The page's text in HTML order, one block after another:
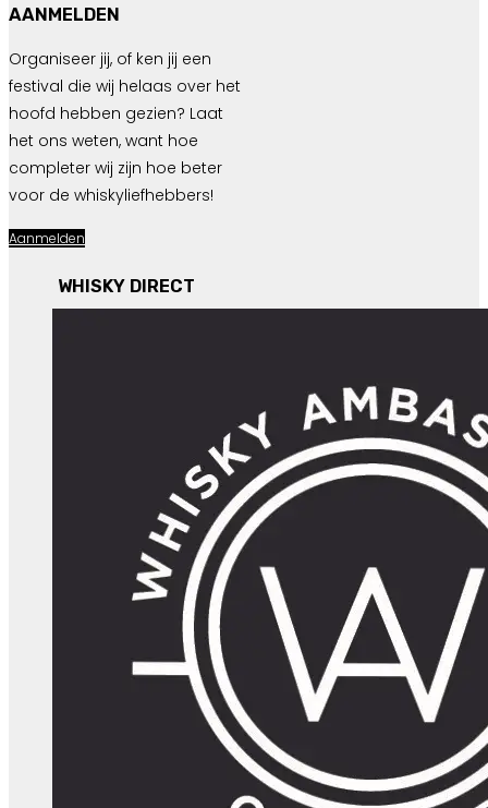
AANMELDEN
Organiseer jij, of ken jij een
festival die wij helaas over het
hoofd hebben gezien? Laat
het ons weten, want hoe
completer wij zijn hoe beter
voor de whiskyliefhebbers!
Aanmelden
WHISKY DIRECT